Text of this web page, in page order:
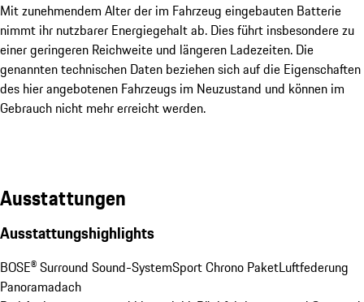
Mit zunehmendem Alter der im Fahrzeug eingebauten Batterie
nimmt ihr nutzbarer Energiegehalt ab. Dies führt insbesondere zu
einer geringeren Reichweite und längeren Ladezeiten. Die
genannten technischen Daten beziehen sich auf die Eigenschaften
des hier angebotenen Fahrzeugs im Neuzustand und können im
Gebrauch nicht mehr erreicht werden.
Ausstattungen
Ausstattungshighlights
BOSE® Surround Sound-SystemSport Chrono PaketLuftfederung
Panoramadach